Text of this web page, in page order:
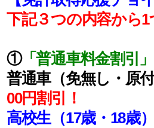
下記３つの内容から
①「普通車料金割引」
普通車（免無し・原
00円割引！
高校生（17歳・18歳